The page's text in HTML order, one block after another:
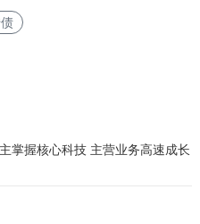
掌握核心科技 主营业务高速成长